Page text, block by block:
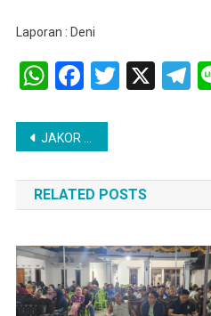
Laporan : Deni
WhatsApp
Facebook
Twitter
X
Navigasi
pos
JAKOR Menuntut Agar PT. OKI PULP & PAPER MILLS Ditutup
RELATED POSTS